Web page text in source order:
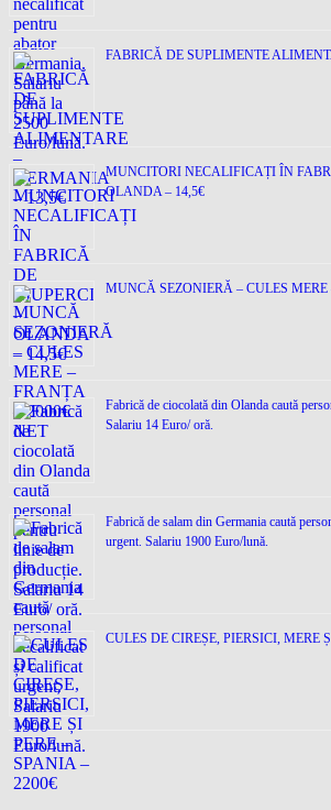
FABRICĂ DE SUPLIMENTE
MUNCITORI NECALIFICAȚI ÎN
OLANDA – 14,5€
MUNCĂ SEZONIERĂ – CULES MERE
Fabrică de ciocolată din Olanda caută
Salariu 14 Euro/ oră.
Fabrică de salam din Germania caută
urgent. Salariu 1900 Euro/lună.
CULES DE CIREȘE, PIERSICI, MERE